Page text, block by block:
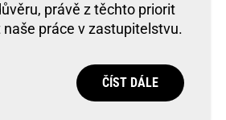
právě z těchto priorit
práce v zastupitelstvu.
ČÍST DÁLE